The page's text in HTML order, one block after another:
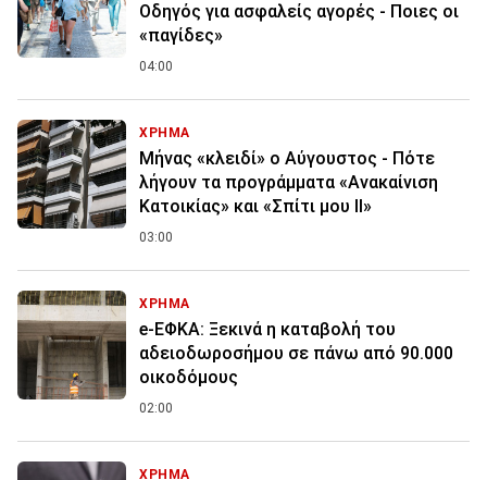
Οδηγός για ασφαλείς αγορές - Ποιες οι
«παγίδες»
04:00
ΧΡΗΜΑ
Μήνας «κλειδί» ο Αύγουστος - Πότε
λήγουν τα προγράμματα «Ανακαίνιση
Κατοικίας» και «Σπίτι μου ΙΙ»
03:00
ΧΡΗΜΑ
e-ΕΦΚΑ: Ξεκινά η καταβολή του
αδειοδωροσήμου σε πάνω από 90.000
οικοδόμους
02:00
ΧΡΗΜΑ